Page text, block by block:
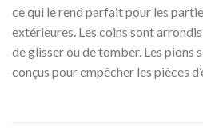
ce qui le rend parfait pour les
extérieures. Les coins sont
de glisser ou de tomber. Les pions
conçus pour empêcher les pièces